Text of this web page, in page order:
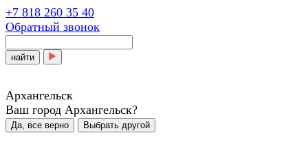
+7 818 260 35 40
Обратный звонок
найти
Архангельск
Ваш город Архангельск?
Да, все верно Выбрать другой